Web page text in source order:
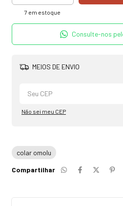
7 em estoque
Consulte-nos
MEIOS DE ENVIO
Não sei meu CEP
colar omolu
Compartilhar